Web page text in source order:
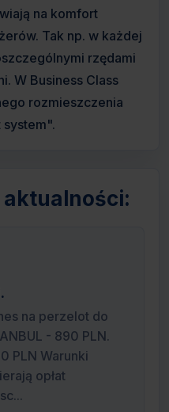
na komfort
Tak np. w każdej
rzędami
W Business Class
rozmieszczenia
na perzelot do
- 890 PLN.
PLN Warunki
opłat